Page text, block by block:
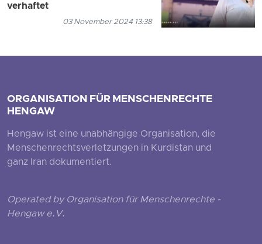
verhaftet
03 November 2024 13:38
ORGANISATION FÜR MENSCHENRECHTE
HENGAW
Hengaw ist eine unabhängige Organisation, die
Menschenrechtsverletzungen in Kurdistan und
ganz Iran dokumentiert.
Operated by Organisation für Menschenrechte -
Hengaw e.V.